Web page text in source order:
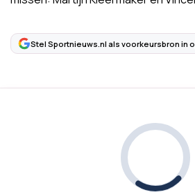
Stel Sportnieuws.nl als voorkeursbron in